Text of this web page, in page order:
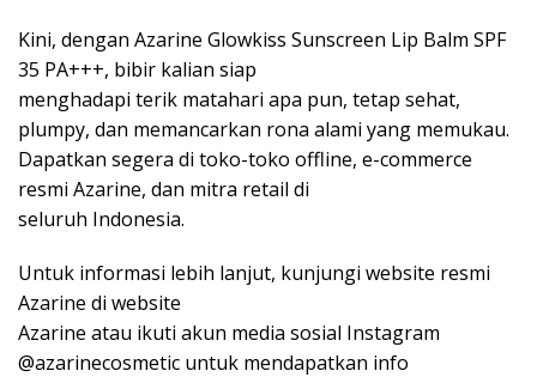
Kini, dengan Azarine Glowkiss Sunscreen Lip Balm SPF
35 PA+++, bibir kalian siap
menghadapi terik matahari apa pun, tetap sehat,
plumpy, dan memancarkan rona alami yang memukau.
Dapatkan segera di toko-toko offline, e-commerce
resmi Azarine, dan mitra retail di
seluruh Indonesia.
Untuk informasi lebih lanjut, kunjungi website resmi
Azarine di website
Azarine atau ikuti akun media sosial Instagram
@azarinecosmetic untuk mendapatkan info